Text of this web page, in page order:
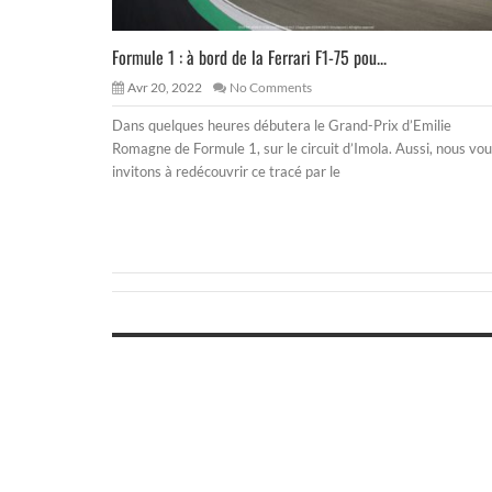
Formule 1 : à bord de la Ferrari F1-75 pou...
Avr 20, 2022 No Comments
Dans quelques heures débutera le Grand-Prix d’Emilie
Romagne de Formule 1, sur le circuit d’Imola. Aussi, nous
invitons à redécouvrir ce tracé par le